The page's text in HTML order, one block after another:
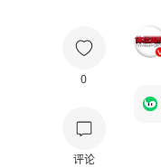
0
评论